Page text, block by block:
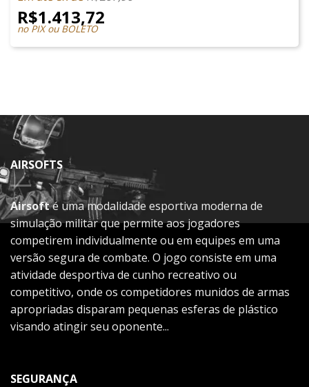
R$1.413,72
no PIX ou BOLETO
AIRSOFTS
Airsofté uma modalidade esportiva moderna de
simulação militar que permite aos jogadores
competirem individualmente ou em equipes em uma
versão segura de combate. O jogo consiste em uma
atividade desportiva de cunho recreativo ou
competitivo, onde os competidores munidos de armas
apropriadas disparam pequenas esferas de plástico
visando atingir seu oponente...
SEGURANÇA